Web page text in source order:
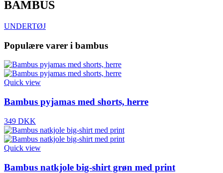
BAMBUS
UNDERTØJ
Populære varer i bambus
Quick view
Bambus pyjamas med shorts, herre
349 DKK
Quick view
Bambus natkjole big-shirt grøn med print